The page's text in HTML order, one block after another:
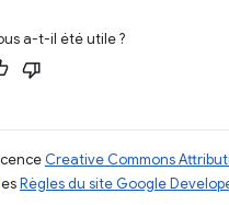
a-t-il été utile ?
Creative Commons
Règles du site Google